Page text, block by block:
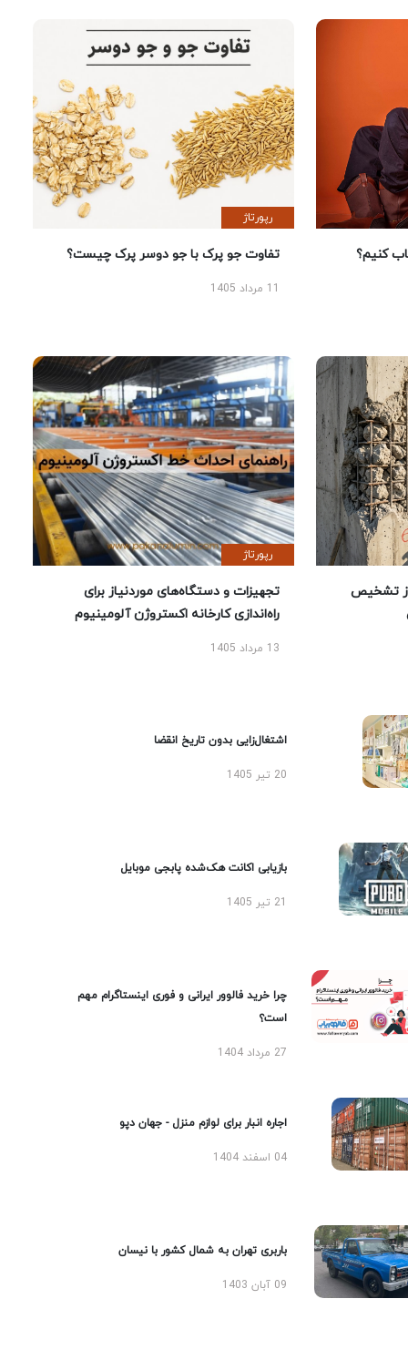
کنیم؟
رپورتاژ
تفاوت جو پرک با جو دوسر پرک چیست؟
تشخیص
رپورتاژ
تجهیزات و دستگاه‌های موردنیاز برای
راه‌اندازی کارخانه اکستروژن آلومینیوم
13 مرداد 1405
اشتغال‌زایی بدون تاریخ انقضا
20 تیر 1405
بازیابی اکانت هک‌شده پابجی موبایل
چرا خرید فالوور ایرانی و فوری اینستاگرام مهم
است؟
27 مرداد 1404
اجاره انبار برای لوازم منزل - جهان دپو
04 اسفند 1404
باربری تهران به شمال کشور با نیسان
09 آبان 1403